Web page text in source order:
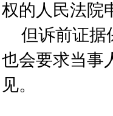
权的人民法院
但诉前证据
也会要求当事
见。